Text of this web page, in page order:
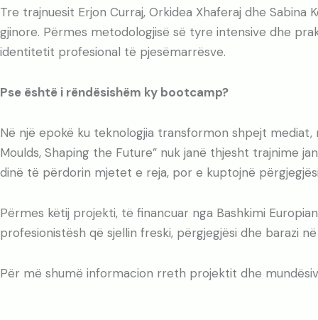
Tre trajnuesit Erjon Curraj, Orkidea Xhaferaj dhe
gjinore. Përmes metodologjisë së tyre intensive dhe
identitetit profesional të pjesëmarrësve.
Pse është i rëndësishëm ky bootcamp?
Në një epokë ku teknologjia transformon shpejt
Moulds, Shaping the Future” nuk janë thjesht trajnime
dinë të përdorin mjetet e reja, por e kuptojnë
Përmes këtij projekti, të financuar nga Bashkimi
profesionistësh që sjellin freski, përgjegjësi dhe barazi
Për më shumë informacion rreth projektit dhe